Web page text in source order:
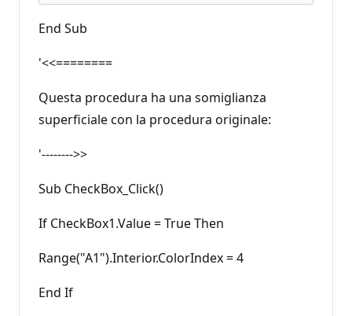
End Sub
'<<========
Questa procedura ha una somiglianza
superficiale con la procedura originale:
'-------->>
Sub CheckBox_Click()
If CheckBox1.Value = True Then
Range("A1").Interior.ColorIndex = 4
End If